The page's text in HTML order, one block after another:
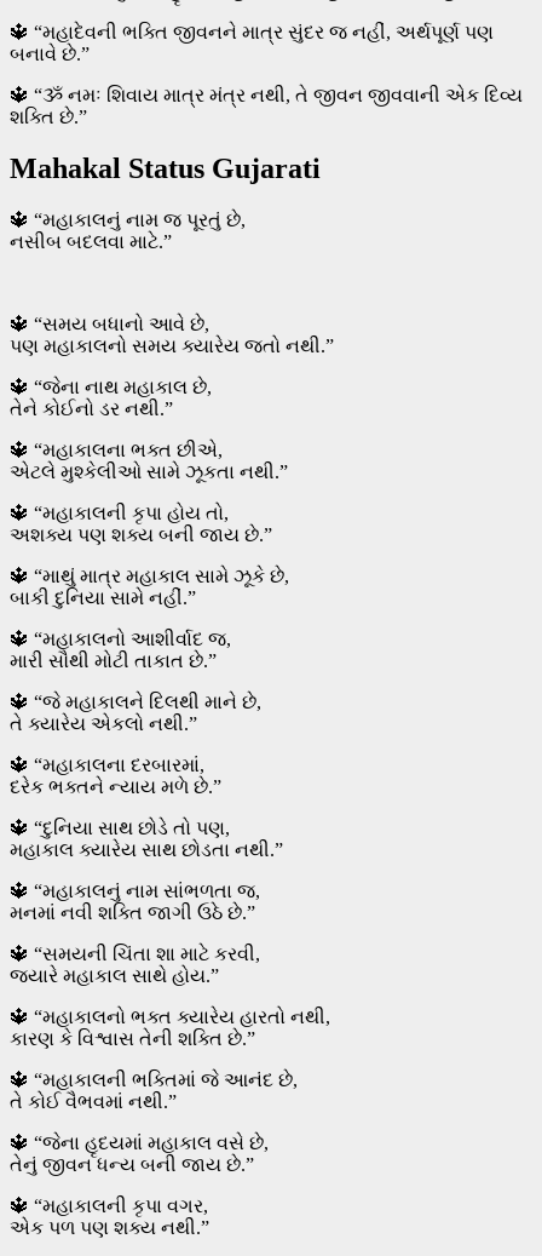
🔱 “મહાદેવની ભક્તિ જીવનને માત્ર સુંદર જ નહીં, અર્થપૂર્ણ પણ
બનાવે છે.”
🔱 “ૐ નમઃ શિવાય માત્ર મંત્ર નથી, તે જીવન જીવવાની એક દિવ્ય
શક્તિ છે.”
Mahakal Status Gujarati
🔱 “મહાકાલનું નામ જ પૂરતું છે,
નસીબ બદલવા માટે.”
🔱 “સમય બધાનો આવે છે,
પણ મહાકાલનો સમય ક્યારેય જતો નથી.”
🔱 “જેના નાથ મહાકાલ છે,
તેને કોઈનો ડર નથી.”
🔱 “મહાકાલના ભક્ત છીએ,
એટલે મુશ્કેલીઓ સામે ઝૂકતા નથી.”
🔱 “મહાકાલની કૃપા હોય તો,
અશક્ય પણ શક્ય બની જાય છે.”
🔱 “માથું માત્ર મહાકાલ સામે ઝૂકે છે,
બાકી દુનિયા સામે નહીં.”
🔱 “મહાકાલનો આશીર્વાદ જ,
મારી સૌથી મોટી તાકાત છે.”
🔱 “જે મહાકાલને દિલથી માને છે,
તે ક્યારેય એકલો નથી.”
🔱 “મહાકાલના દરબારમાં,
દરેક ભક્તને ન્યાય મળે છે.”
🔱 “દુનિયા સાથ છોડે તો પણ,
મહાકાલ ક્યારેય સાથ છોડતા નથી.”
🔱 “મહાકાલનું નામ સાંભળતા જ,
મનમાં નવી શક્તિ જાગી ઉઠે છે.”
🔱 “સમયની ચિંતા શા માટે કરવી,
જ્યારે મહાકાલ સાથે હોય.”
🔱 “મહાકાલનો ભક્ત ક્યારેય હારતો નથી,
કારણ કે વિશ્વાસ તેની શક્તિ છે.”
🔱 “મહાકાલની ભક્તિમાં જે આનંદ છે,
તે કોઈ વૈભવમાં નથી.”
🔱 “જેના હૃદયમાં મહાકાલ વસે છે,
તેનું જીવન ધન્ય બની જાય છે.”
🔱 “મહાકાલની કૃપા વગર,
એક પળ પણ શક્ય નથી.”